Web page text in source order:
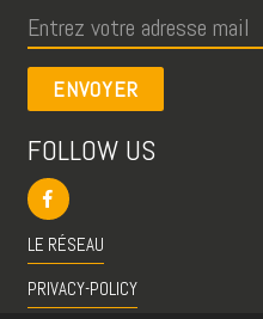
ENVOYER
FOLLOW US
LE RÉSEAU
PRIVACY-POLICY